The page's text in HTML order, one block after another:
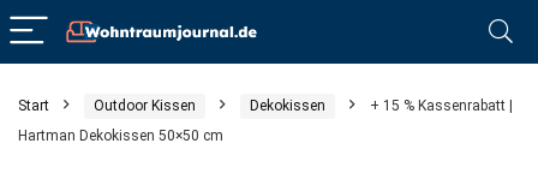
Start Outdoor Kissen Dekokissen
+ 15 % Kassenrabatt |
Hartman Dekokissen 50×50 cm